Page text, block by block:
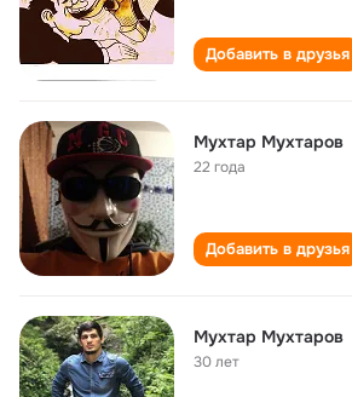
Добавить в друзья
Мухтар Мухтаров
22 года
Добавить в друзья
Мухтар Мухтаров
30 лет